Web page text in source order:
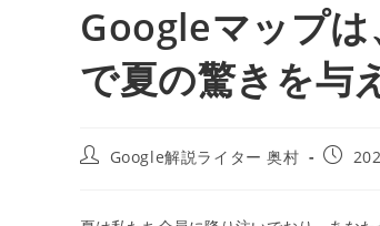
Googleマップ
で夏の驚きを与
投
Google解説ライター 奥村
投
開